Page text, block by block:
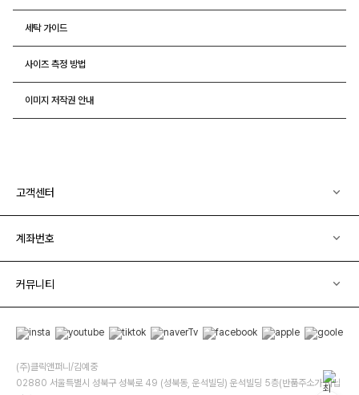
세탁 가이드
사이즈 측정 방법
이미지 저작권 안내
고객센터
계좌번호
커뮤니티
(주)클릭앤퍼니/김예중
02880 서울특별시 성북구 성북로 49 (성북동, 운석빌딩) 운석빌딩 5층(반품주소가 아닙